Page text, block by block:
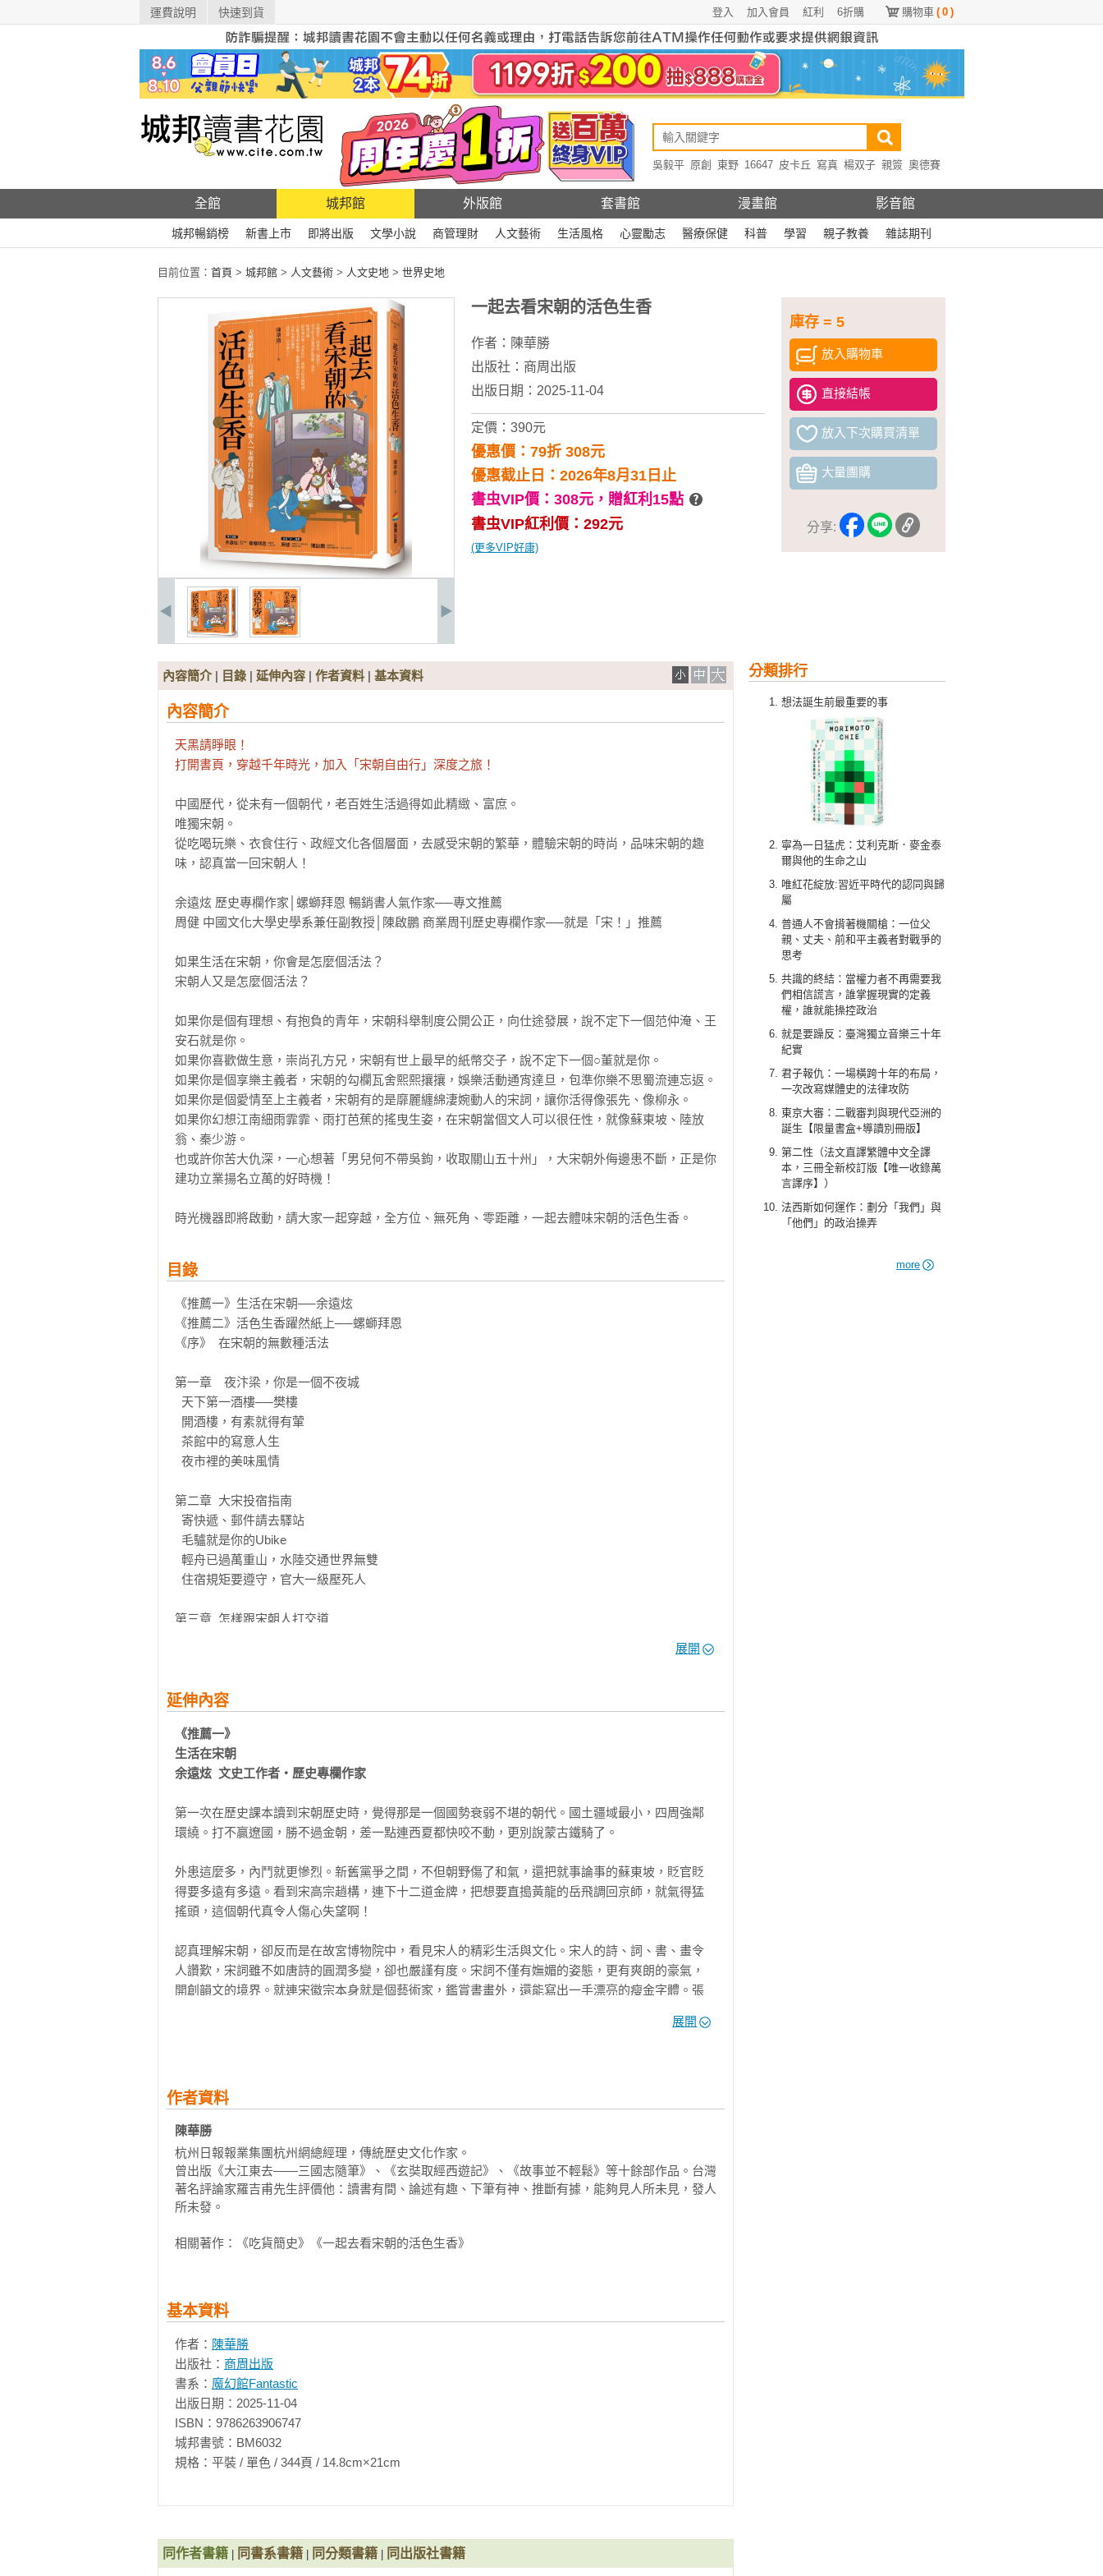
運費說明 快速到貨 購物車 ( 0 )
6折購
紅利
加入會員
登入
吳毅平 原創 東野 16647 皮卡丘 寫真 楊双子 親簽 奧德賽
全館 城邦館 外版館 套書館 漫畫館 影音館
城邦暢銷榜 新書上市 即將出版 文學小說 商管理財 人文藝術 生活風格 心靈勵志 醫療保健 科普 學習 親子教養 雜誌期刊
目前位置： 首頁 > 城邦館 > 人文藝術 > 人文史地 > 世界史地
庫存 = 5
放入購物車
直接結帳
放入下次購買清單
大量團購
分享:
一起去看宋朝的活色生香
作者： 陳華勝
出版社： 商周出版
出版日期：2025-11-04
定價：390元
優惠價：79折 308元
優惠截止日：2026年8月31日止
書虫VIP價：308元， 贈紅利15點
書虫VIP紅利價：292元
(更多VIP好康)
分類排行
想法誕生前最重要的事
寧為一日猛虎：艾利克斯．麥金泰
爾與他的生命之山
唯紅花綻放:習近平時代的認同與歸
屬
普通人不會揹著機關槍：一位父
親、丈夫、前和平主義者對戰爭的
思考
共識的終結：當權力者不再需要我
們相信謊言，誰掌握現實的定義
權，誰就能操控政治
就是要躁反：臺灣獨立音樂三十年
紀實
君子報仇：一場橫跨十年的布局，
一次改寫媒體史的法律攻防
東京大審：二戰審判與現代亞洲的
誕生【限量書盒+導讀別冊版】
第二性（法文直譯繁體中文全譯
本，三冊全新校訂版【唯一收錄萬
言譯序】）
法西斯如何運作：劃分「我們」與
「他們」的政治操弄
more
內容簡介| 目錄 | 延伸內容 | 作者資料 | 基本資料
內容簡介
天黑請睜眼！
打開書頁，穿越千年時光，加入「宋朝自由行」深度之旅！
中國歷代，從未有一個朝代，老百姓生活過得如此精緻、富庶。
唯獨宋朝。
從吃喝玩樂、衣食住行、政經文化各個層面，去感受宋朝的繁華，體驗宋朝的時尚，品味宋朝的趣
味，認真當一回宋朝人！
余遠炫 歷史專欄作家│螺螄拜恩 暢銷書人氣作家──專文推薦
周健 中國文化大學史學系兼任副教授│陳啟鵬 商業周刊歷史專欄作家──就是「宋！」推薦
如果生活在宋朝，你會是怎麼個活法？
宋朝人又是怎麼個活法？
如果你是個有理想、有抱負的青年，宋朝科舉制度公開公正，向仕途發展，說不定下一個范仲淹、王
安石就是你。
如果你喜歡做生意，崇尚孔方兄，宋朝有世上最早的紙幣交子，說不定下一個○董就是你。
如果你是個享樂主義者，宋朝的勾欄瓦舍熙熙攘攘，娛樂活動通宵達旦，包準你樂不思蜀流連忘返。
如果你是個愛情至上主義者，宋朝有的是靡麗纏綿淒婉動人的宋詞，讓你活得像張先、像柳永。
如果你幻想江南細雨霏霏、雨打芭蕉的搖曳生姿，在宋朝當個文人可以很任性，就像蘇東坡、陸放
翁、秦少游。
也或許你苦大仇深，一心想著「男兒何不帶吳鉤，收取關山五十州」，大宋朝外侮邊患不斷，正是你
建功立業揚名立萬的好時機！
時光機器即將啟動，請大家一起穿越，全方位、無死角、零距離，一起去體味宋朝的活色生香。
目錄
《推薦一》生活在宋朝──余遠炫
《推薦二》活色生香躍然紙上──螺螄拜恩
《序》  在宋朝的無數種活法
第一章　夜汴梁，你是一個不夜城
第二章  大宋投宿指南
第三章  怎樣跟宋朝人打交道
  仗義疏財的前提是得先有錢
第四章  大宋朝的早晨
  行者、頭陀報時兼氣象局
  三百六十行？對不起，真比這些多
  皇帝帶頭養鴿子，粉飾下的太平
第五章  參觀皇家寺院兼趕廟會
  佛門中人也來叫賣
  沒錢還當不起和尚
第六章  西門慶哪來的潑天富貴
  西門慶的事業版圖，多元化經營
  不該碰的千萬別碰，小心自己的腦袋
  宋朝到底有多少種酒？
  品茶，宋朝走在流行前端
  鬥茶，宋朝就是開山鼻祖
第八章  舌尖上的大宋
  羊肉真沒有，豬肉、菜羹，這個可以有
  皇帝來吃飯，清河郡王張俊上了哪幾道菜？
  一位皇帝的懷舊情結與宋嫂魚羹的前世今生
第九章  大宋朝的娛樂產業
  妓院還分國營、民營？
  一代名妓李師師的美麗與哀愁
第十章  發展體育運動，增加人民體重
  蹴踘：百姓高官都愛的全民運動
  相撲：婦女們也赤膊上陣
  驢球：玩得一點都不比馬球差
  爭標：宋版龍舟競渡
第十一章  時尚起義，大宋朝樣樣不落後
  紋身：小乙哥哥的遍體花繡絕對顏值爆棚
展開
延伸內容
《推薦一》
生活在宋朝
余遠炫  文史工作者‧歷史專欄作家
第一次在歷史課本讀到宋朝歷史時，覺得那是一個國勢衰弱不堪的朝代。國土疆域最小，四周強鄰
環繞。打不贏遼國，勝不過金朝，差一點連西夏都快咬不動，更別說蒙古鐵騎了。
外患這麼多，內鬥就更慘烈。新舊黨爭之間，不但朝野傷了和氣，還把就事論事的蘇東坡，貶官貶
得要多遠有多遠。看到宋高宗趙構，連下十二道金牌，把想要直搗黃龍的岳飛調回京師，就氣得猛
搖頭，這個朝代真令人傷心失望啊！
認真理解宋朝，卻反而是在故宮博物院中，看見宋人的精彩生活與文化。宋人的詩、詞、書、畫令
人讚歎，宋詞雖不如唐詩的圓潤多變，卻也嚴謹有度。宋詞不僅有嫵媚的姿態，更有爽朗的豪氣，
開創韻文的境界。就連宋徽宗本身就是個藝術家，鑑賞書畫外，還能寫出一手漂亮的瘦金字體。張
機。雖被蒙古踐踏，但仍護守文化薪傳，藉由雜劇散曲，說出心中的憤怒與激昂。
宋朝不像我們表面所想的那麼簡單，在宋朝開國時，他就承載著五代時期的先天不足與軍人亂政，
在開國皇帝趙匡胤的善誘下，逐步改善體質。儘管強幹弱枝也是另一個問題，但宋朝皇帝大致上愛
護臣民，公務人員薪資優厚，老百姓安居樂業，商業繁榮。這個時期沒有過度的宦官為亂，更少軍
人跋扈干政。
因為宋朝是一個超前的時代。這個時代裡，活字印刷術發明了，羅盤應用在航海上，火藥也出現在
現各種風采，由其流傳世上的汝窯，如玉般的內涵，素樸簡單典雅高貴的情緻，訴說著宋朝的感性
面。
宋朝是一個理性與感性兼具的時代，在強國環伺中，大多時候都能表現出堅韌的精神。這本《一起
去看宋朝的活色生香》就是用常民生活的角度，帶著讀者去探訪宋朝的生活。
在那個最早出現「夜市」，喜歡用姓氏當成店名的時代，充滿著個人的特色，你可以在這裡找到個
性化的商品，也可以享受著工序繁複的宋代茶飲，喝著那用竹筅打出泡沫的茶飲料，說不定還想幫
他加個拉花。更高級的夜生活大概就是到勾欄瓦舍，體驗宋代的歌舞娛樂，欣賞宋代精緻戲曲。
想了解宋代的生活，就請打開這本《一起去看宋朝的活色生香》，帶你穿梭時空，遍覽宋代的衣食
思維是走在前面，值得後人學習，又有哪些專業態度，可讓後人仿效。
展開
作者資料
陳華勝
杭州日報報業集團杭州網總經理，傳統歷史文化作家。
曾出版《大江東去——三國志隨筆》、《玄奘取經西遊記》、《故事並不輕鬆》等十餘部作品。台灣
著名評論家羅吉甫先生評價他：讀書有間、論述有趣、下筆有神、推斷有據，能夠見人所未見，發人
所未發。
相關著作：《吃貨簡史》《一起去看宋朝的活色生香》
基本資料
作者： 陳華勝
出版社： 商周出版
書系： 魔幻館Fantastic
出版日期：2025-11-04
ISBN：9786263906747
城邦書號：BM6032
規格：平裝 / 單色 / 344頁 / 14.8cm×21cm
同作者書籍 同書系書籍 同分類書籍 同出版社書籍